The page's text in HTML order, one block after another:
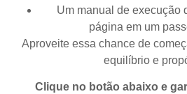
Um manual de execução
página em um
Aproveite essa chance de
equilíbrio e
Clique no botão abaixo e